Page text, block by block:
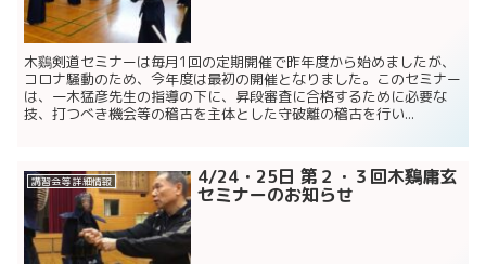
木鷄剣道セミナーは毎月1回の定期開催で昨年度から始めましたが、
コロナ騒動のため、今年度は最初の開催となりました。このセミナー
は、一木猛彦先生の指導の下に、昇段審査に合格するために必要な
技、打つべき機会等の稽古を主体とした守破離の稽古を行い...
講習会等 詳細情報 4/24・25日 第２・３回木鷄庸玄
セミナーのお知らせ